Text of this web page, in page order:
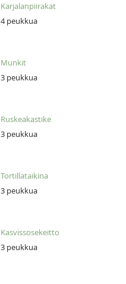
Karjalanpiirakat
4 peukkua
Munkit
3 peukkua
Ruskeakastike
3 peukkua
Tortillataikina
3 peukkua
Kasvissosekeitto
3 peukkua